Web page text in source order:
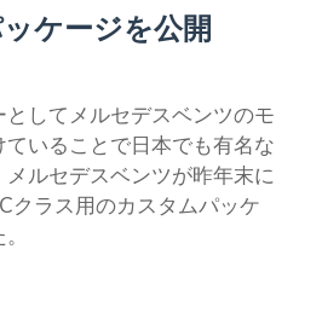
ケージを公開
としてメルセデスベンツのモ
いることで日本でも有名な
メルセデスベンツが昨年末に
クラス用のカスタムパッケ